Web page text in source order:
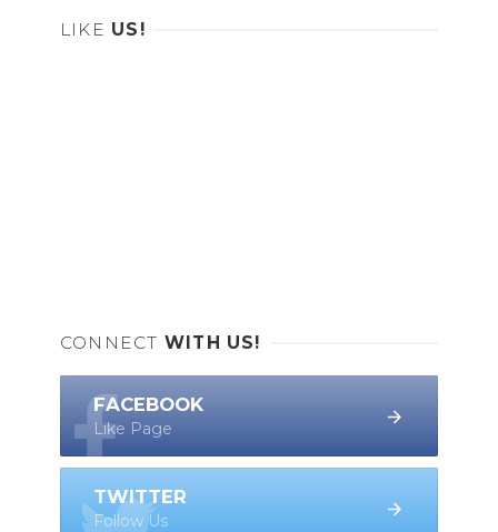
LIKE US!
CONNECT WITH US!
FACEBOOK
Like Page
TWITTER
Follow Us